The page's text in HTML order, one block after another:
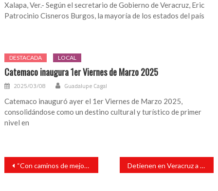
Xalapa, Ver.- Según el secretario de Gobierno de Veracruz, Eric
Patrocinio Cisneros Burgos, la mayoría de los estados del país
DESTACADA LOCAL
Catemaco inaugura 1er Viernes de Marzo 2025
2025/03/08 Guadalupe Cagal
Catemaco inauguró ayer el 1er Viernes de Marzo 2025,
consolidándose como un destino cultural y turístico de primer
nivel en
Navegación
entradas
“Con caminos de mejor calidad acortamos distancias y construimos un San Andrés más unido”: Tavo Pérez Detienen en Veracruz a implicada en caso Ericka Alonso y su esposo